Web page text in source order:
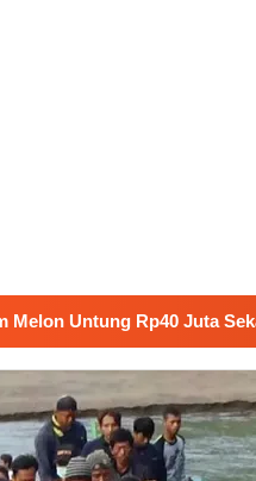
Rp40 Juta Sekali Panen